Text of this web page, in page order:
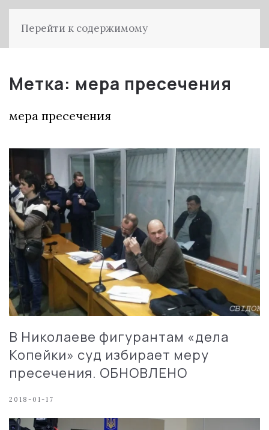
Перейти к содержимому
Метка: мера пресечения
мера пресечения
В Николаеве фигурантам «дела
Копейки» суд избирает меру
пресечения. ОБНОВЛЕНО
2018-01-17